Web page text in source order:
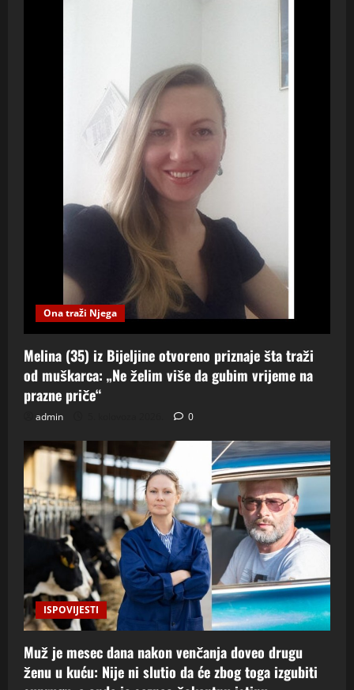
Ona traži Njega
Melina (35) iz Bijeljine otvoreno priznaje šta traži
od muškarca: „Ne želim više da gubim vrijeme na
prazne priče“
admin 0
ISPOVIJESTI
Muž je mesec dana nakon venčanja doveo drugu
ženu u kuću: Nije ni slutio da će zbog toga izgubiti